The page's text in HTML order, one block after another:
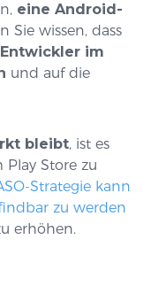
eine Android-
Sie wissen, dass
im
und auf die
bleibt, ist es
Store zu
Strategie kann
zu werden
erhöhen.